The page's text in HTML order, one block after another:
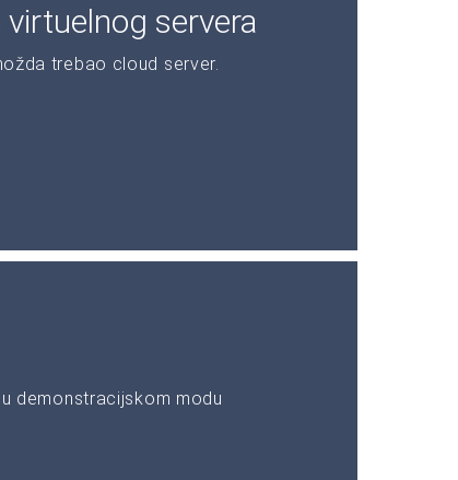
servera
trebao cloud server.
demonstracijskom modu